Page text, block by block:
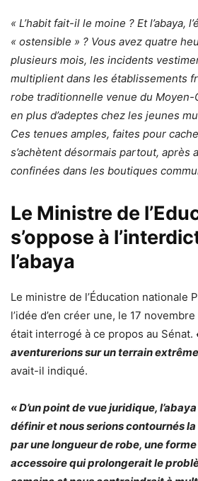
« L’habit fait-il le moine ? Et l’abaya,
« ostensible » ? Vous avez quatre
plusieurs mois, les incidents
multiplientdans les établissements
robe traditionnelle venue du Moyen-
en plus d’adeptes chez les jeunes
Ces tenues amples, faites pour
s’achètent désormais partout, après
confinées dans les boutiques
Le Ministre de
s’oppose à
l’abaya
Le ministre de l’Éducation nationale
l’idée d’en créer une, le 17
était interrogé à ce propos au Sénat.
aventurerions sur un terrain
avait-il indiqué.
« D’un point de vue juridique,
définir et nous serions contournés
par une longueur de robe, une
accessoire qui prolongerait le